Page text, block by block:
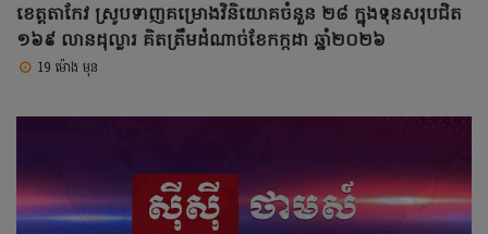
ខេត្តតាកែវ ស្រូបទាញគម្រោងវិនិយោគចំនួន ២៨ ក្នុងទុនសរុបជិត
១៦៩ លានដុល្លារ គិតត្រឹមដំណាច់ខែកក្កដា ឆ្នាំ២០២៦
19 ម៉ោង មុន